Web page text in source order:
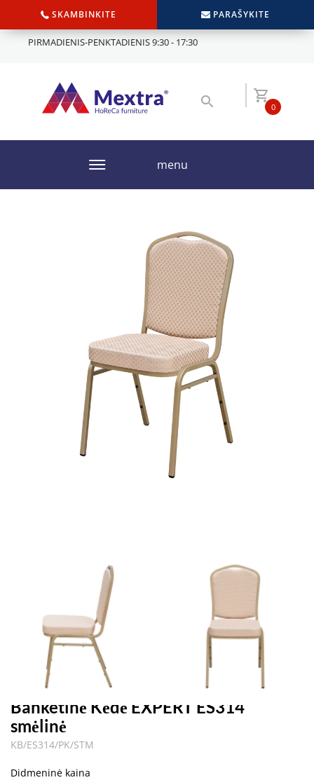
SKAMBINKITE PARAŠYKITE
PIRMADIENIS-PENKTADIENIS 9:30 - 17:30
0
menu
Banketinė Kėdė EXPERT ES314
smėlinė
KB/ES314/PK/STM
Didmeninė kaina